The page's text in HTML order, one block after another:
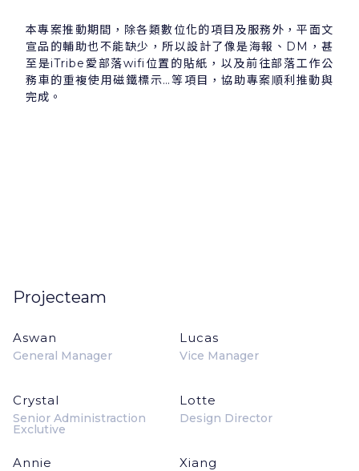
本專案推動期間，除各類數位化的項目及服務外，平面文
宣品的輔助也不能缺少，所以設計了像是海報、DM，甚
至是iTribe愛部落wifi位置的貼紙，以及前往部落工作公
務車的重複使用磁鐵標示…等項目，協助專案順利推動與
完成。
Projecteam
Aswan
General Manager
Lucas
Vice Manager
Crystal
Senior Administraction
Exclutive
Lotte
Design Director
Annie Xiang